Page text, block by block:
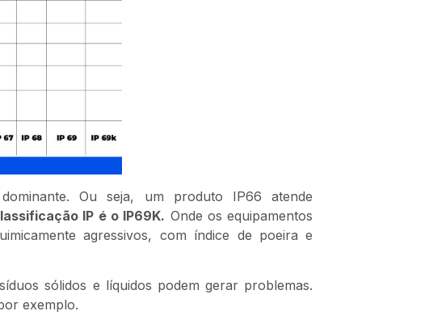
Ou seja, um produto IP66 atende
IP é o IP69K. Onde os equipamentos
agressivos, com índice de poeira e
sólidos e líquidos podem gerar problemas.
exemplo.